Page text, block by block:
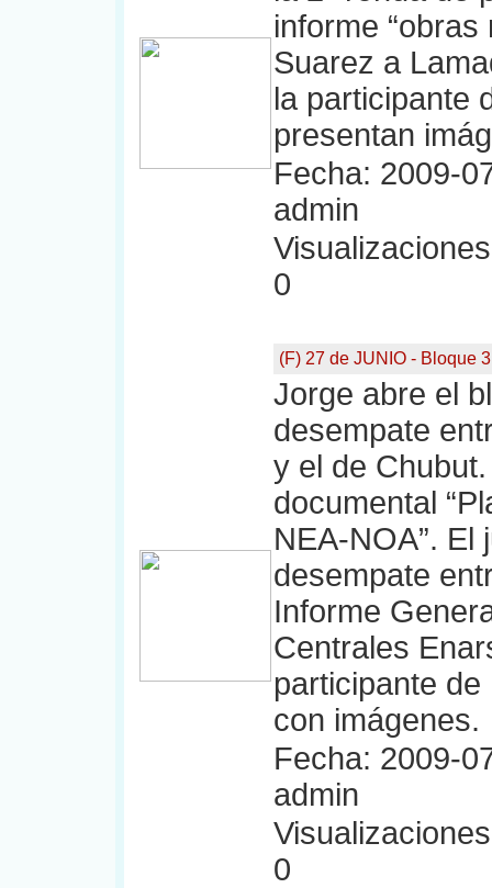
informe
Suarez a
la participante
presentan
Fecha: 2009-
admin
0
(F) 27 de JUNIO - Bloque 3
Jorge abre el
desempate
y el de
documental
NEA-NOA”. El
desempate
Informe
Centrales
participante
con imágenes.
Fecha: 2009-
admin
0